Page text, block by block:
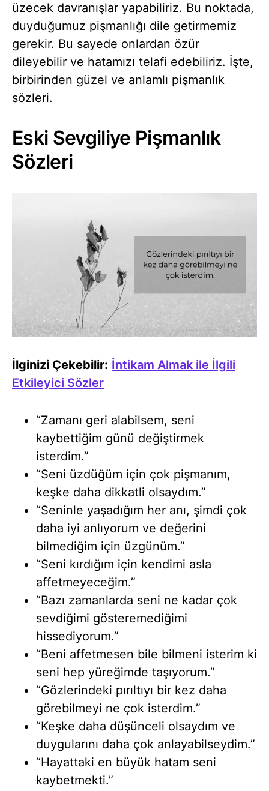
üzecek davranışlar yapabiliriz. Bu noktada,
duyduğumuz pişmanlığı dile getirmemiz
gerekir. Bu sayede onlardan özür
dileyebilir ve hatamızı telafi edebiliriz. İşte,
birbirinden güzel ve anlamlı pişmanlık
sözleri.
Eski Sevgiliye Pişmanlık
Sözleri
İlginizi Çekebilir: İntikam Almak ile İlgili
Etkileyici Sözler
“Zamanı geri alabilsem, seni
kaybettiğim günü değiştirmek
isterdim.”
“Seni üzdüğüm için çok pişmanım,
keşke daha dikkatli olsaydım.”
“Seninle yaşadığım her anı, şimdi çok
daha iyi anlıyorum ve değerini
bilmediğim için üzgünüm.”
“Seni kırdığım için kendimi asla
affetmeyeceğim.”
“Bazı zamanlarda seni ne kadar çok
sevdiğimi gösteremediğimi
hissediyorum.”
“Beni affetmesen bile bilmeni isterim ki
seni hep yüreğimde taşıyorum.”
“Gözlerindeki pırıltıyı bir kez daha
görebilmeyi ne çok isterdim.”
“Keşke daha düşünceli olsaydım ve
duygularını daha çok anlayabilseydim.”
“Hayattaki en büyük hatam seni
kaybetmekti.”